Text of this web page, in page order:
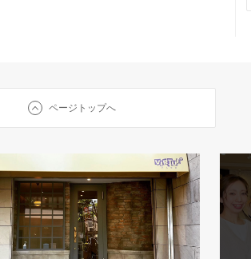
ページトップへ